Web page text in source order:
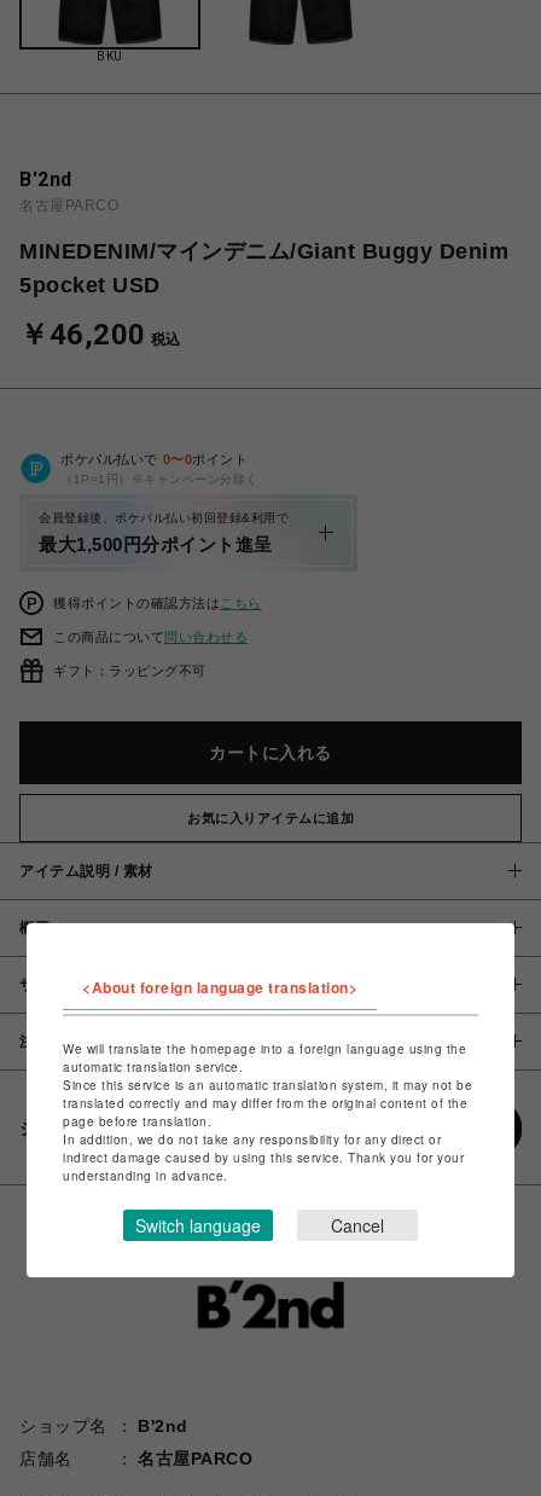
BKU
B'2nd
名古屋PARCO
MINEDENIM/マインデニム/Giant Buggy Denim
5pocket USD
￥46,200 税込
ポケパル払いで 0〜0ポイント
（1P=1円）※キャンペーン分除く
会員登録後、ポケパル払い初回登録&利用で
最大1,500円分ポイント進呈
獲得ポイントの確認方法は こちら
この商品について問い合わせる
ギフト：ラッピング不可
カートに入れる
お気に入りアイテムに追加
アイテム説明 / 素材
概要
サイズ
注意事項
シェアする
ショップ名
B'2nd
店舗名
名古屋PARCO
<About foreign language translation>
We will translate the homepage into a foreign language using the
automatic translation service.
Since this service is an automatic translation system, it may not be
translated correctly and may differ from the original content of the
page before translation.
In addition, we do not take any responsibility for any direct or
indirect damage caused by using this service. Thank you for your
understanding in advance.
Switch language Cancel